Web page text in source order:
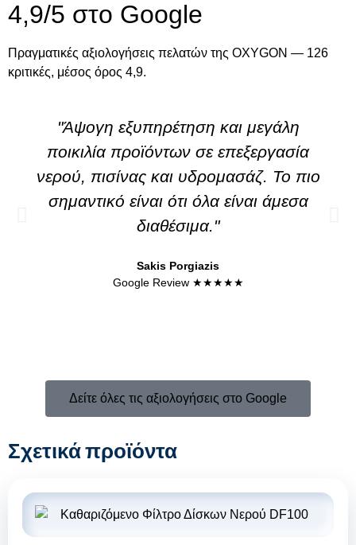
4,9/5 στο Google
Πραγματικές αξιολογήσεις πελατών της OXYGON — 126
κριτικές, μέσος όρος 4,9.
"Άψογη εξυπηρέτηση και μεγάλη
ποικιλία προϊόντων σε επεξεργασία
νερού, πισίνας και υδρομασάζ. Το πιο
σημαντικό είναι ότι όλα είναι άμεσα
διαθέσιμα."
Sakis Porgiazis
Google Review ★★★★★
Δείτε όλες τις αξιολογήσεις στο Google
Σχετικά προϊόντα